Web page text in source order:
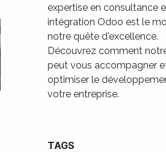
expertise en consultance
intégration Odoo est le
notre quête d'excellence.
Découvrez comment
peut vous accompagner
optimiser le
votre entreprise.
TAGS